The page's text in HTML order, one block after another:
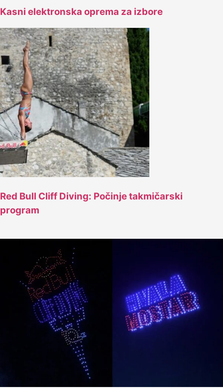
Kasni elektronska oprema za izbore
Red Bull Cliff Diving: Počinje takmičarski
program